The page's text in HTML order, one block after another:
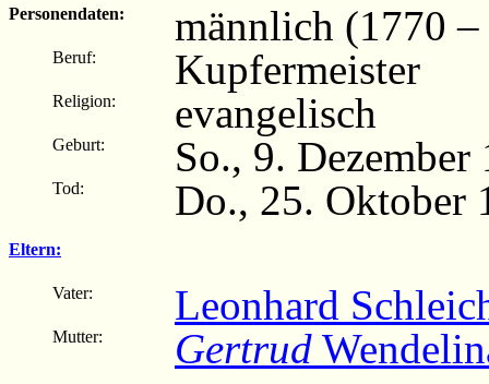
Personendaten:
männlich (1770
Beruf: Kupfermeister
Religion: evangelisch
Geburt: So., 9.
Tod: Do., 25. Oktober
Eltern:
Vater: Leonhard
Mutter: Gertrud